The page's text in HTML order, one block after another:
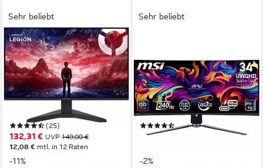
Sehr beliebt
LENOVO
R27s(A25270FR0) Gaming-
Monitor
69 cm/ 27 Zoll Diagonale
1920 x 1080 px, Full HD Auflösung
1 ms Reaktionszeit
Produktdatenblatt
(25)
132,31 € UVP 149,00 €
12,08 € mtl. in 12 Raten
-11%
Sehr beliebt
Gaming-OLED-Monitor
86,8 cm/ 34 Zoll Diagonale
3440 x 1440 px, UWQHD Auflösung
0,03 ms Reaktionszeit
Produktdatenblatt
(71)
1.078,60 €
-2%